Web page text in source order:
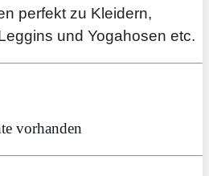
perfekt zu Kleidern,
und Yogahosen etc.
vorhanden